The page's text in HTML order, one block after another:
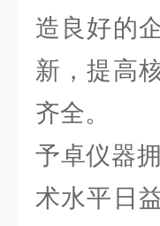
造良好的
新，提高
齐全。
予卓仪器
术水平日